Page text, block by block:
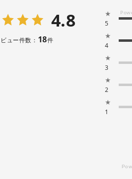
4.8
ュー件数： 18件
★
5
★
4
★
3
★
2
★
1